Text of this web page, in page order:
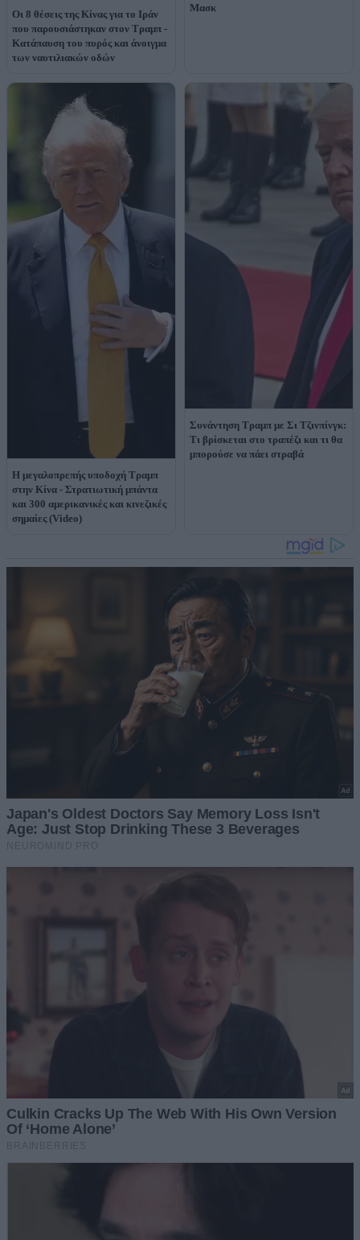
Οι 8 θέσεις της Κίνας για το Ιράν
που παρουσιάστηκαν στον Τραμπ -
Κατάπαυση του πυρός και άνοιγμα
των ναυτιλιακών οδών
Μασκ
Η μεγαλοπρεπής υποδοχή Τραμπ
στην Κίνα - Στρατιωτική μπάντα
και 300 αμερικανικές και κινεζικές
σημαίες (Video)
Συνάντηση Τραμπ με Σι Τζινπίνγκ:
Τι βρίσκεται στο τραπέζι και τι θα
μπορούσε να πάει στραβά